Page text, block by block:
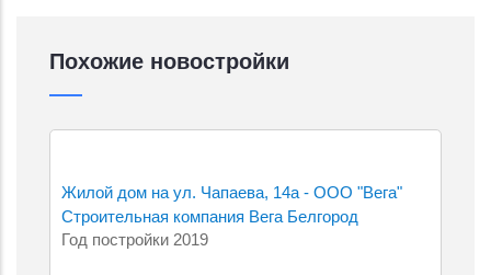
Похожие новостройки
Жилой дом на ул. Чапаева, 14а - ООО "Вега"
Строительная компания Вега Белгород
Год постройки 2019